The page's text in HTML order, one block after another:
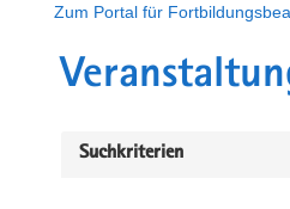
Zum Portal für
Suchkriterien